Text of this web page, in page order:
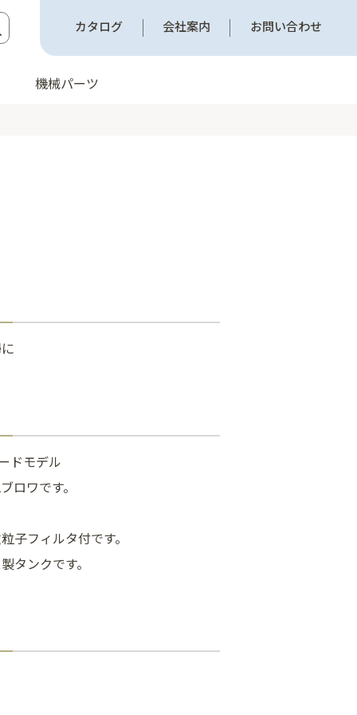
カタログ 会社案内 お問い合わせ
機械パーツ
ドモデル
ロワです。
子フィルタ付です。
タンクです。